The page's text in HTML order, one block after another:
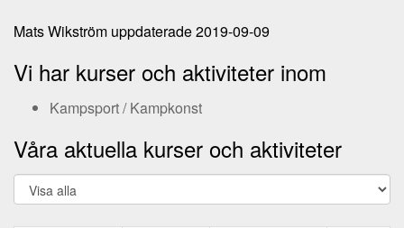
Mats Wikström uppdaterade 2019-09-09
Vi har kurser och aktiviteter inom
Kampsport / Kampkonst
Våra aktuella kurser och aktiviteter